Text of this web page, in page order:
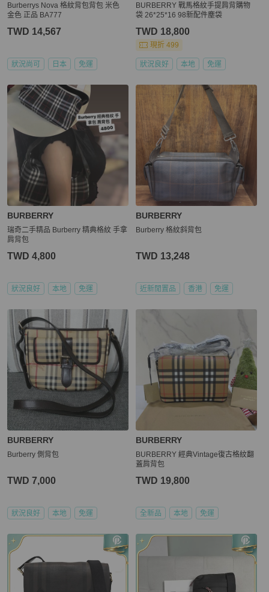
Burberrys Nova 格紋背包背包 米色
金色 正品 BA777
TWD 14,567
狀況尚可 日本 免運
BURBERRY 戰馬格紋手提肩背購物
袋 26*25*16 98新配件塵袋
TWD 18,800
現折 499
狀況良好 本地 免運
BURBERRY
瑞奇二手精品 Burberry 精典格紋 手拿
肩背包
TWD 4,800
狀況良好 本地 免運
BURBERRY
Burberry 格紋斜背包
TWD 13,248
近新閒置品 香港 免運
BURBERRY
Burberry 側背包
TWD 7,000
狀況良好 本地 免運
BURBERRY
BURBERRY 經典Vintage復古格紋翻
蓋肩背包
TWD 19,800
全新品 本地 免運